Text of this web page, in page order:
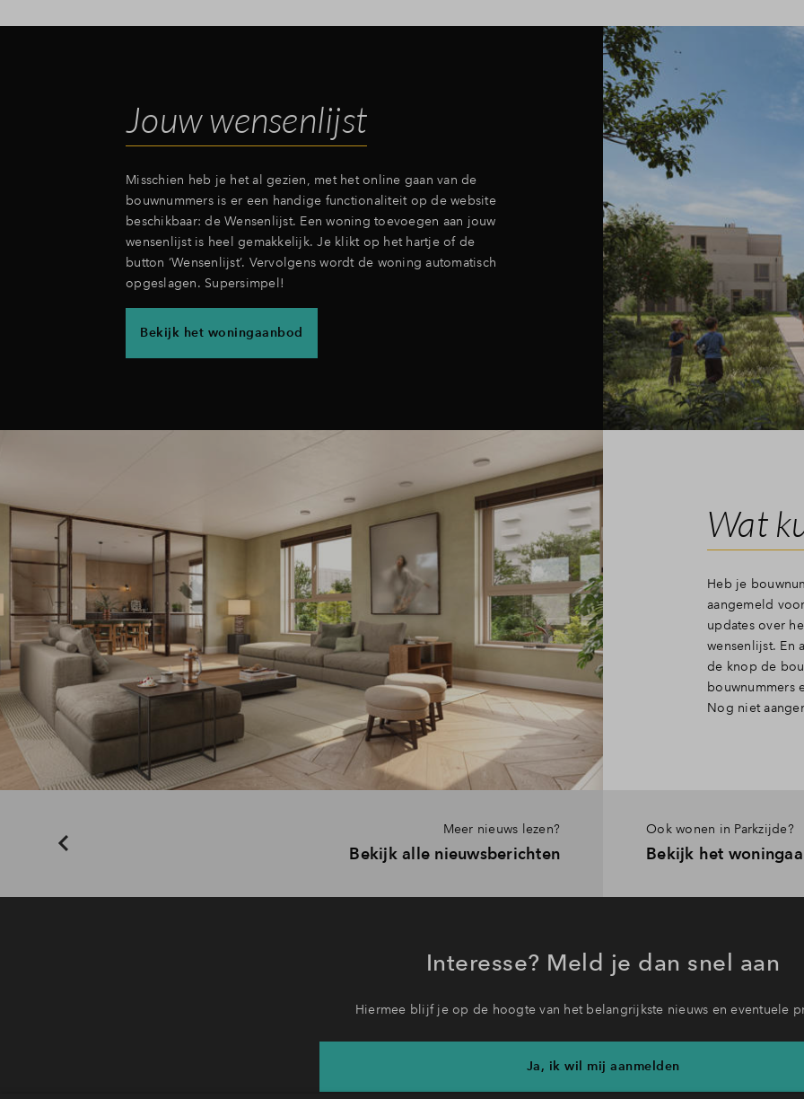
Jouw wensenlijst
Misschien heb je het al gezien, met het online gaan van de
bouwnummers is er een handige functionaliteit op de website
beschikbaar: de Wensenlijst. Een woning toevoegen aan jouw
wensenlijst is heel gemakkelijk. Je klikt op het hartje of de
button ‘Wensenlijst’. Vervolgens wordt de woning automatisch
opgeslagen. Supersimpel!
Bekijk het woningaanbod
Wat
Heb je
aangemeld
updates over
wensenlijst. En
de knop de
bouwnummers
Nog niet
Meer nieuws lezen?
Bekijk alle nieuwsberichten
Ook wonen in Parkzijde?
Bekijk het
Interesse? Meld je dan snel aan
Hiermee blijf je op de hoogte van het belangrijkste nieuws en eventuele
Ja, ik wil mij aanmelden